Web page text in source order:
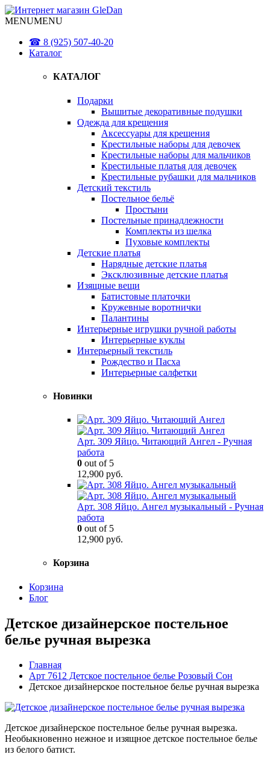
MENUMENU
☎ 8 (925) 507-40-20
Каталог
КАТАЛОГ
Подарки
Вышитые декоративные подушки
Одежда для крещения
Аксессуары для крещения
Крестильные наборы для девочек
Крестильные наборы для мальчиков
Крестильные платья для девочек
Крестильные рубашки для мальчиков
Детский текстиль
Постельное бельё
Простыни
Постельные принадлежности
Комплекты из шелка
Пуховые комплекты
Детские платья
Нарядные детские платья
Эксклюзивные детские платья
Изящные вещи
Батистовые платочки
Кружевные воротнички
Палантины
Интерьерные игрушки ручной работы
Интерьерные куклы
Интерьерный текстиль
Рождество и Пасха
Интерьерные салфетки
Новинки
Арт. 309 Яйцо. Читающий Ангел - Ручная
работа
0 out of 5
12,900 руб.
Арт. 308 Яйцо. Ангел музыкальный - Ручная
работа
0 out of 5
12,900 руб.
Корзина
Корзина
Блог
Детское дизайнерское постельное
белье ручная вырезка
Главная
Арт 7612 Детское постельное белье Розовый Сон
Детское дизайнерское постельное белье ручная вырезка
Детское дизайнерское постельное белье ручная вырезка.
Необыкновенно нежное и изящное детское постельное белье
из белого батист.